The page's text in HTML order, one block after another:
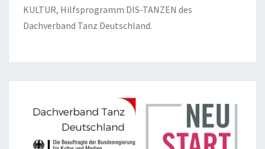
KULTUR, Hilfsprogramm DIS-TANZEN des
Dachverband Tanz Deutschland.